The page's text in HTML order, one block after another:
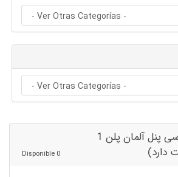
نمایندگی هاست سی پنل آلمان پلن 1
دارد)
0 Disponible